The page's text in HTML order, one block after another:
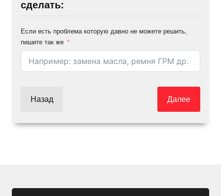
сделать:
Если есть проблема которую давно не можете решить,
пишите так же
Назад Далее